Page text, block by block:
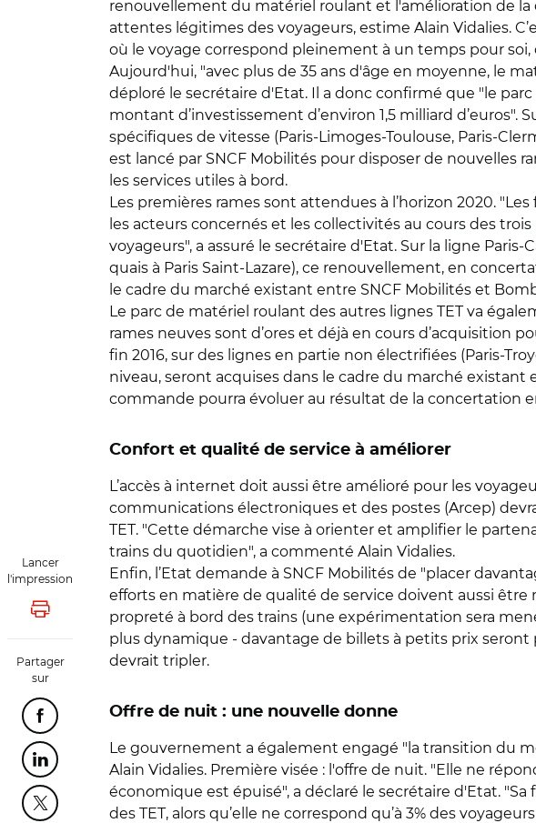
Lancer
l'impression
Lancer l'impression
Partager
sur
Partager cette page sur Facebook
Partager cette page sur Linkedin
Partager cette page sur Twitter
renouvellement du matériel roulant et l'amélioration de
attentes légitimes des voyageurs, estime Alain Vidalies.
où le voyage correspond pleinement à un temps pour soi,
Aujourd'hui, "avec plus de 35 ans d'âge en moyenne, le
déploré le secrétaire d'Etat. Il a donc confirmé que "le
montant d’investissement d’environ 1,5 milliard
spécifiques de vitesse (Paris-Limoges-Toulouse, Paris-
est lancé par SNCF Mobilités pour disposer de nouvelles
les services utiles à bord.
Les premières rames sont attendues à l’horizon 2020.
les acteurs concernés et les collectivités au cours des
voyageurs", a assuré le secrétaire d'Etat. Sur la ligne
quais à Paris Saint-Lazare), ce renouvellement, en
le cadre du marché existant entre SNCF Mobilités et
Le parc de matériel roulant des autres lignes TET va
rames neuves sont d’ores et déjà en cours d’acquisition
fin 2016, sur des lignes en partie non électrifiées (Paris-
niveau, seront acquises dans le cadre du marché
commande pourra évoluer au résultat de la concertation
Confort et qualité de service à améliorer
L’accès à internet doit aussi être amélioré pour les
communications électroniques et des postes (Arcep)
TET. "Cette démarche vise à orienter et amplifier le
trains du quotidien", a commenté Alain Vidalies.
Enfin, l’Etat demande à SNCF Mobilités de "placer
efforts en matière de qualité de service doivent aussi
propreté à bord des trains (une expérimentation sera
plus dynamique - davantage de billets à petits prix
devrait tripler.
Offre de nuit : une nouvelle donne
Le gouvernement a également engagé "la transition du
Alain Vidalies. Première visée : l'offre de nuit. "Elle ne
économique est épuisé", a déclaré le secrétaire d'Etat.
des TET, alors qu’elle ne correspond qu’à 3% des